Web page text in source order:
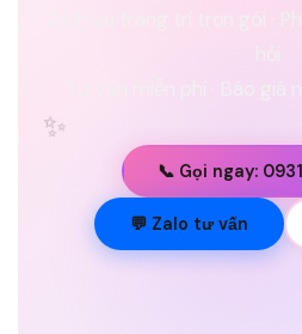
✨
📞 Gọi ngay:
💬 Zalo tư vấn